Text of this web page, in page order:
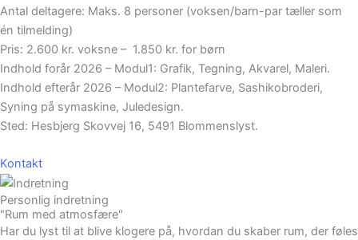
Antal deltagere: Maks. 8 personer (voksen/barn-par tæller som
én tilmelding)
Pris: 2.600 kr. voksne – 1.850 kr. for børn
Indhold forår 2026 – Modul1: Grafik, Tegning, Akvarel, Maleri.
Indhold efterår 2026 – Modul2: Plantefarve, Sashikobroderi,
Syning på symaskine, Juledesign.
Sted: Hesbjerg Skovvej 16, 5491 Blommenslyst.
Kontakt
Personlig indretning
"Rum med atmosfære"
Har du lyst til at blive klogere på, hvordan du skaber rum, der føles